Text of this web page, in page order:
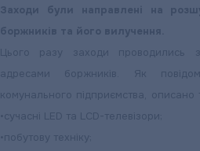
Заходи були направлені на
боржників та його вилучення.
Цього разу заходи проводились
адресами боржників. Як
комунального підприємства, описано
•сучасні LED та LCD-телевізори;
•побутову техніку;